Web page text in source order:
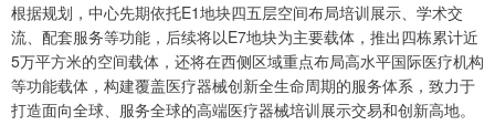
根据规划，中心先期依托E1地块四五层空间布局培训展示、学术交
流、配套服务等功能，后续将以E7地块为主要载体，推出四栋累计近
5万平方米的空间载体，还将在西侧区域重点布局高水平国际医疗机构
等功能载体，构建覆盖医疗器械创新全生命周期的服务体系，致力于
打造面向全球、服务全球的高端医疗器械培训展示交易和创新高地。